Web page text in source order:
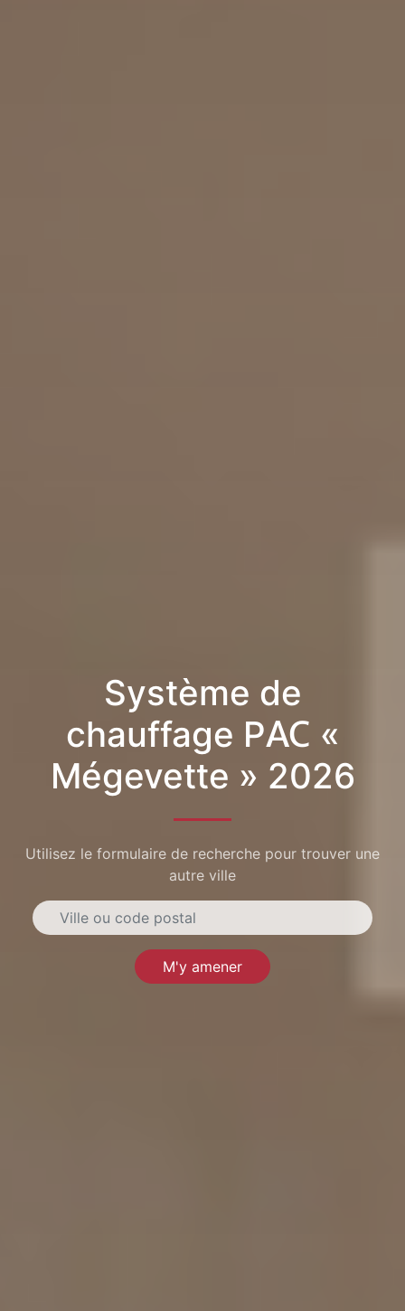
Système de
chauffage PAC «
Mégevette » 2026
Utilisez le formulaire de recherche pour trouver une
autre ville
M'y amener